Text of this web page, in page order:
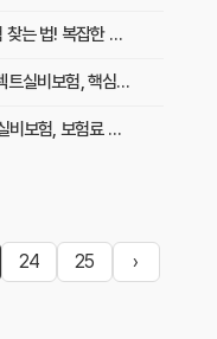
2025년, 나만을 위한 다이렉트실비보험 찾는 법! 복잡한 설계는 이제 그만!
20대부터 50대까지! 연령별 맞춤 다이렉트실비보험, 핵심만 짚어드립니다
"내 보험료는 얼마?" 2025년 다이렉트실비보험, 보험료 견적 똑똑하게 받는 비법
24 25
›